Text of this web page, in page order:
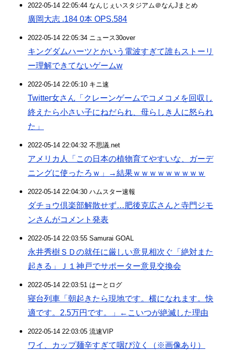
2022-05-14 22:05:44 なんじぇいスタジアム＠なんJまとめ
廣岡大志 .184 0本 OPS.584
2022-05-14 22:05:34 ニュース30over
キングダムハーツとかいう電波すぎて誰もストーリ
ー理解できてないゲームw
2022-05-14 22:05:10 キニ速
Twitter女さん「クレーンゲームでコメコメを回収し
終えたら小さい子にねだられ、母らしき人に怒られ
た」
2022-05-14 22:04:32 不思議.net
アメリカ人「この日本の植物育てやすいな、ガーデ
ニングに使ったろｗ」→結果ｗｗｗｗｗｗｗｗｗ
2022-05-14 22:04:30 ハムスター速報
ダチョウ倶楽部解散せず…肥後克広さんと寺門ジモ
ンさんがコメント発表
2022-05-14 22:03:55 Samurai GOAL
永井秀樹ＳＤの就任に厳しい意見相次ぐ「絶対また
起きる」Ｊ１神戸でサポーター意見交換会
2022-05-14 22:03:51 はーとログ
寝台列車「朝起きたら現地です。横になれます。快
適です。2.5万円です。」←こいつが絶滅した理由
2022-05-14 22:03:05 流速VIP
ワイ、カップ麺辛すぎて咽び泣く（※画像あり）